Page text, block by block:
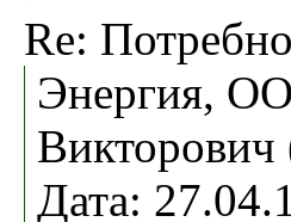
Re:
Энергия,
Викторович
Дата: